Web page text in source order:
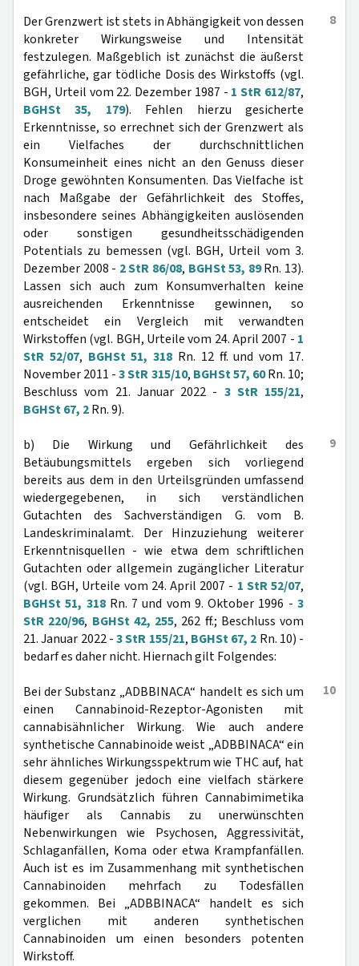
8
Der Grenzwert ist stets in Abhängigkeit von dessen
konkreter Wirkungsweise und Intensität
festzulegen. Maßgeblich ist zunächst die äußerst
gefährliche, gar tödliche Dosis des Wirkstoffs (vgl.
BGH, Urteil vom 22. Dezember 1987 - 1 StR 612/87,
BGHSt 35, 179). Fehlen hierzu gesicherte
Erkenntnisse, so errechnet sich der Grenzwert als
ein Vielfaches der durchschnittlichen
Konsumeinheit eines nicht an den Genuss dieser
Droge gewöhnten Konsumenten. Das Vielfache ist
nach Maßgabe der Gefährlichkeit des Stoffes,
insbesondere seines Abhängigkeiten auslösenden
oder sonstigen gesundheitsschädigenden
Potentials zu bemessen (vgl. BGH, Urteil vom 3.
Dezember 2008 - 2 StR 86/08, BGHSt 53, 89Rn. 13).
Lassen sich auch zum Konsumverhalten keine
ausreichenden Erkenntnisse gewinnen, so
entscheidet ein Vergleich mit verwandten
Wirkstoffen (vgl. BGH, Urteile vom 24. April 2007 - 1
StR 52/07, BGHSt 51, 318 Rn. 12 ff. und vom 17.
November 2011 -3 StR 315/10, BGHSt 57, 60Rn. 10;
Beschluss vom 21. Januar 2022 - 3 StR 155/21,
BGHSt 67, 2Rn. 9).
9
b) Die Wirkung und Gefährlichkeit des
Betäubungsmittels ergeben sich vorliegend
bereits aus dem in den Urteilsgründen umfassend
wiedergegebenen, in sich verständlichen
Gutachten des Sachverständigen G. vom B.
Landeskriminalamt. Der Hinzuziehung weiterer
Erkenntnisquellen - wie etwa dem schriftlichen
Gutachten oder allgemein zugänglicher Literatur
(vgl. BGH, Urteile vom 24. April 2007 - 1 StR 52/07,
BGHSt 51, 318Rn. 7 und vom 9. Oktober 1996 -3
StR 220/96, BGHSt 42, 255, 262 ff.; Beschluss vom
21. Januar 2022 -3 StR 155/21, BGHSt 67, 2 Rn. 10) -
bedarf es daher nicht. Hiernach gilt Folgendes:
10
Bei der Substanz „ADBBINACA“ handelt es sich um
einen Cannabinoid-Rezeptor-Agonisten mit
cannabisähnlicher Wirkung. Wie auch andere
synthetische Cannabinoide weist „ADBBINACA“ ein
sehr ähnliches Wirkungsspektrum wie THC auf, hat
diesem gegenüber jedoch eine vielfach stärkere
Wirkung. Grundsätzlich führen Cannabimimetika
häufiger als Cannabis zu unerwünschten
Nebenwirkungen wie Psychosen, Aggressivität,
Schlaganfällen, Koma oder etwa Krampfanfällen.
Auch ist es im Zusammenhang mit synthetischen
Cannabinoiden mehrfach zu Todesfällen
gekommen. Bei „ADBBINACA“ handelt es sich
verglichen mit anderen synthetischen
Cannabinoiden um einen besonders potenten
Wirkstoff.